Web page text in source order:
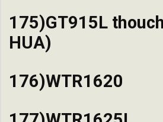
175)GT915L
HUA)
176)WTR1620